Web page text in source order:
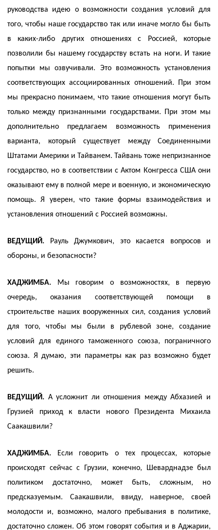
руководства идею о возможности создания условий для
того, чтобы наше государство так или иначе могло бы быть
в каких-либо других отношениях с Россией, которые
позволили бы нашему государству встать на ноги. И такие
попытки мы озвучивали. Это возможность установления
соответствующих ассоциированных отношений. При этом
мы прекрасно понимаем, что такие отношения могут быть
только между признанными государствами. При этом мы
дополнительно предлагаем возможность применения
варианта, который существует между Соединенными
Штатами Америки и Тайванем. Тайвань тоже непризнанное
государство, но в соответствии с Актом Конгресса США они
оказывают ему в полной мере и военную, и экономическую
помощь. Я уверен, что такие формы взаимодействия и
установления отношений с Россией возможны.
ВЕДУЩИЙ. Рауль Джумкович, это касается вопросов и
обороны, и безопасности?
ХАДЖИМБА. Мы говорим о возможностях, в первую
очередь, оказания соответствующей помощи в
строительстве наших вооруженных сил, создания условий
для того, чтобы мы были в рублевой зоне, создание
условий для единого таможенного союза, пограничного
союза. Я думаю, эти параметры как раз возможно будет
решить.
ВЕДУЩИЙ. А усложнит ли отношения между Абхазией и
Грузией приход к власти нового Президента Михаила
Саакашвили?
ХАДЖИМБА. Если говорить о тех процессах, которые
происходят сейчас с Грузии, конечно, Шеварднадзе был
политиком достаточно, может быть, сложным, но
предсказуемым. Саакашвили, ввиду, наверное, своей
молодости и, возможно, малого пребывания в политике,
достаточно сложен. Об этом говорят события и в Аджарии,